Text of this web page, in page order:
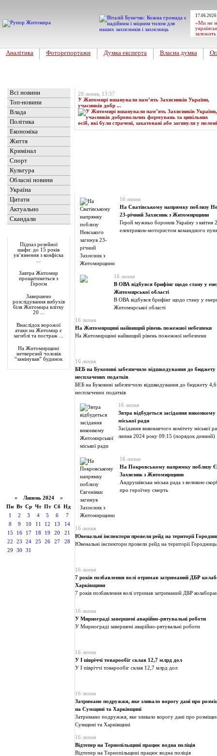
«Ми не
Аналітика Фоторепортажи Думка експерта Власна думка
Всі новини
Топ-новини
Влада
Політика
Економіка
Життя
Кримінал
Спорт
Культура
Обласні новини
Україна
Цитати
Актуально
Скандали
Підпал релейної
шафи: до 15 років
ув’язнення з конфіска
Завтра Житомир
прощатиметься з
Героєм
Завершено
розслідування вибухів
біля Житомира влітку
20 ...
Внаслідок ворожої
атаки на Житомир є
загиблі та постраж ...
На Житомирщині
нетверезий чоловік
“замінував” будинок
« Липень 2024 »
Пн Вт Ср Чт Пт Сб Нд
1
2 3 4 5 6
7
8
9 10 11 12 13
14
15
16 17 18 19 20
21
22
23 24 25 26 27
28
29
30 31
28 липня, 13:37
У Житомирі вшанували пам’ять Захисників України,
учасників добр ...
16 липня
На Сватівському напрямку поблизу
23-річний Захисник з Житомирщини
Герой мужньо боронив Україну з квітня
електриком-мотористом командного
16 липня
В ОВА відбувся брифінг щодо стану у
Житомирської області
В ОВА відбувся брифінг щодо стану у
Житомирської області
16 липня
На Житомирщині найвищий рівень пожежної небезпеки
На Житомирщині найвищий рівень пожежної небезпеки
16 липня
БЕБ на Буковині забезпечило відшкодування до
несплачених податків
БЕБ на Буковині забезпечило відшкодування до бюджету
несплачених податків
16 липня
Звтра відбудеться засідання
міської ради
Засідання виконавчого комітету міської
липня 2024 року 09:15 (порядок денний)
16 липня
На Покровському напрямку поблизу
Захисник з Житомирщини
Андрушівська міська рада з великою
про героїчну смерть
16 липня
Ювенальні інспектори провели рейд на території
Ювенальні інспектори провели рейд на території
16 липня
7 років позбавлення волі отримав затриманий ДБР
Харківщини
7 років позбавлення волі отримав затриманий ДБР
16 липня
У Мирнограді завершені аварійно-рятувальні роботи
У Мирнограді завершені аварійно-рятувальні роботи
16 липня
У І півріччі товарообіг склав 12,7 млрд дол
У І півріччі товарообіг склав 12,7 млрд дол
16 липня
Затримано подружжя, яке зливало ворогу дані про
на Сумщині та Харківщині
Затримано подружжя, яке зливало ворогу дані про
Сумщині та Харківщині
16 липня
Відтепер на Тернопільщині працює водна поліція
Відтепер на Тернопільщині працює водна поліція